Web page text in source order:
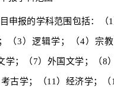
申报的学科范围包括：（1
（3）逻辑学；（4）宗
学；（7）外国文学；（8
古学；（11）经济学；（